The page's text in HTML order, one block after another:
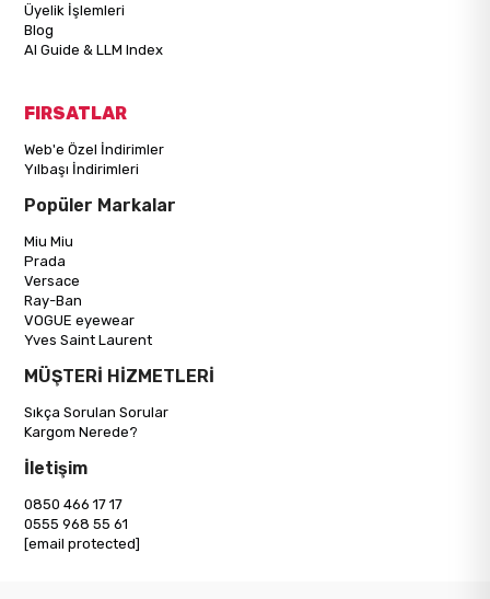
Üyelik İşlemleri
Blog
AI Guide & LLM Index
FIRSATLAR
Web'e Özel İndirimler
Yılbaşı İndirimleri
Popüler Markalar
Miu Miu
Prada
Versace
Ray-Ban
VOGUE eyewear
Yves Saint Laurent
MÜŞTERİ HİZMETLERİ
Sıkça Sorulan Sorular
Kargom Nerede?
İletişim
0850 466 17 17
0555 968 55 61
[email protected]